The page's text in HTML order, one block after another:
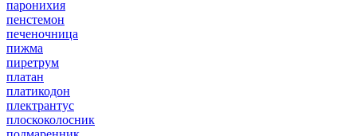
паронихия
пенстемон
печеночница
пижма
пиретрум
платан
платикодон
плектрантус
плоскоколосник